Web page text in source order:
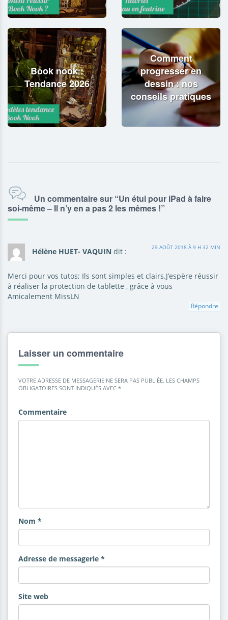
Book nook :
Tendance 2026
Comment
progresser en
dessin : nos
conseils pratiques
Un commentaire sur “Un étui pour iPad à faire
soi-même – Il n’y en a pas 2 les mêmes !”
Hélène HUET- VAQUIN dit : 29 AOÛT 2018 À 9 H 32 MIN
Merci pour vos tutos; Ils sont simples et clairs.J’espère réussir
à réaliser la protection de tablette , grâce à vous
Amicalement MissLN
Répondre
Laisser un commentaire
VOTRE ADRESSE DE MESSAGERIE NE SERA PAS PUBLIÉE. LES CHAMPS
OBLIGATOIRES SONT INDIQUÉS AVEC *
Commentaire
Nom *
Adresse de messagerie *
Site web